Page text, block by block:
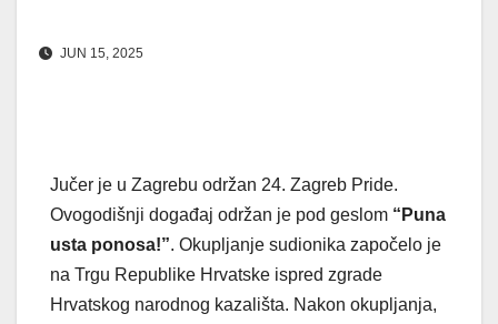
JUN 15, 2025
Jučer je u Zagrebu održan 24. Zagreb Pride.
Ovogodišnji događaj održan je pod geslom “Puna
usta ponosa!”. Okupljanje sudionika započelo je
na Trgu Republike Hrvatske ispred zgrade
Hrvatskog narodnog kazališta. Nakon okupljanja,